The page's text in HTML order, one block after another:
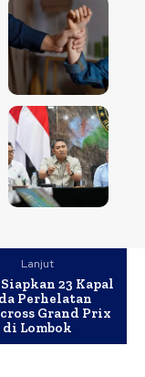
Lanjut
Siapkan 23 Kapal
Perhelatan
Grand Prix
di Lombok